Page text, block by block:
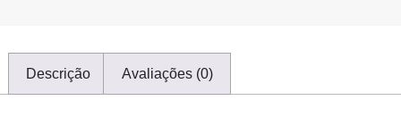
Descrição Avaliações (0)